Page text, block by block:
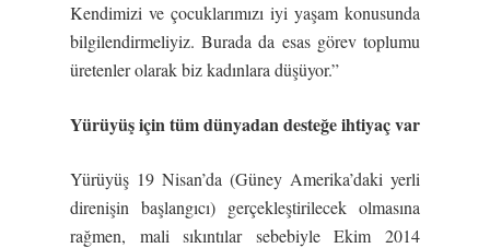
Kendimizi ve çocuklarımızı iyi yaşam konusunda
bilgilendirmeliyiz. Burada da esas görev toplumu
üretenler olarak biz kadınlara düşüyor.”
Yürüyüşiçin tüm dünyadan desteğe ihtiyaç var
Yürüyüş 19 Nisan’da (Güney Amerika’daki yerli
direnişin başlangıcı) gerçekleştirilecek olmasına
rağmen, mali sıkıntılar sebebiyle Ekim 2014